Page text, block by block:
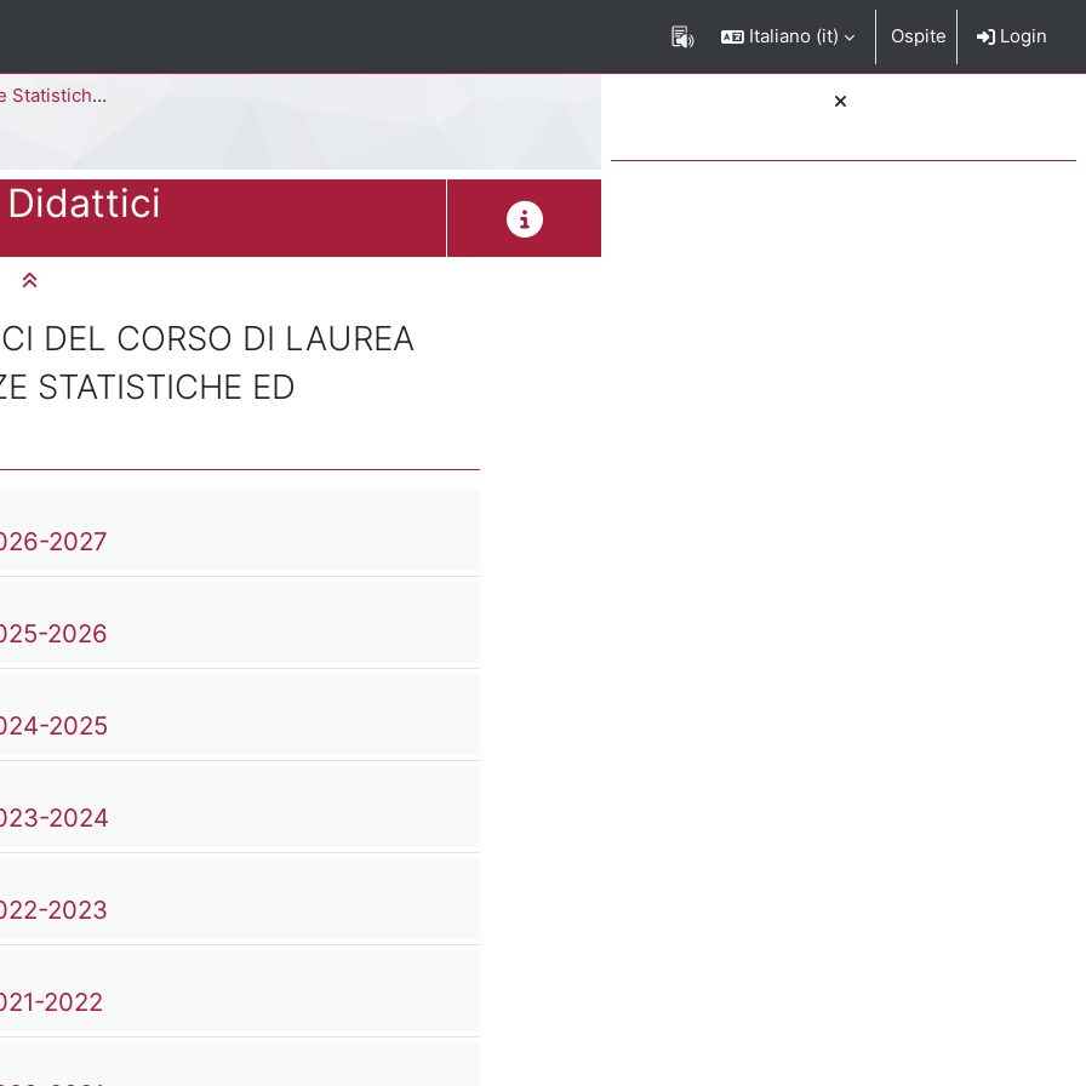
Italiano ‎(it)‎ Ospite Login
[F8206B - F8204B]
Didattici Descrizione del corso
Minimizza tutto
DEL CORSO DI LAUREA
STATISTICHE ED
2027
2026
2025
2024
2023
2022